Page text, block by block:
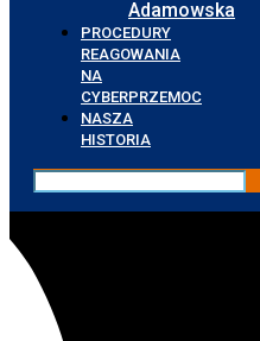
Adamowska
PROCEDURY
REAGOWANIA
NA
CYBERPRZEMOC
NASZA
HISTORIA